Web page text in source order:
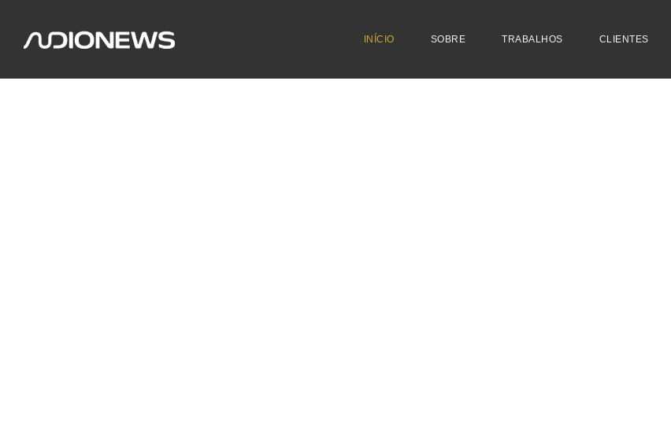
INÍCIO SOBRE TRABALHOS CLIENTES